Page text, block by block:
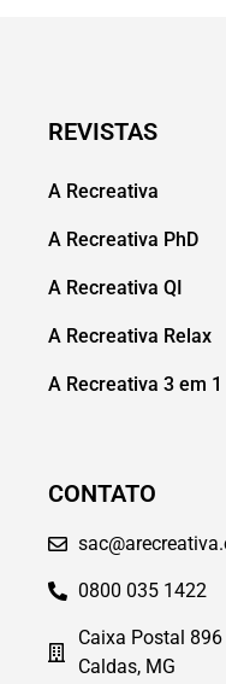
REVISTAS
A Recreativa
A Recreativa PhD
A Recreativa QI
A Recreativa Relax
A Recreativa 3 em 1
CONTATO
0800 035 1422
Caixa Postal 896
Caldas, MG